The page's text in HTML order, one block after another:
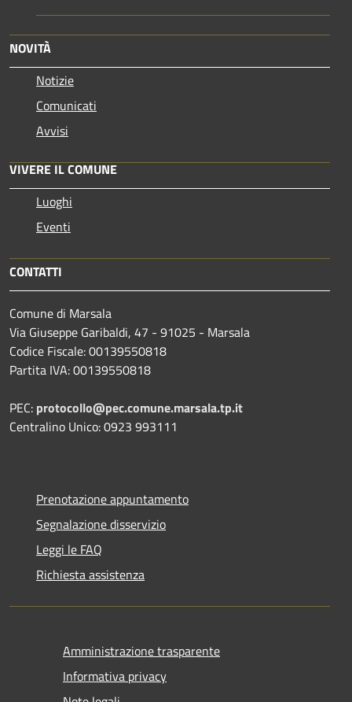
NOVITÀ
Notizie
Comunicati
Avvisi
VIVERE IL COMUNE
Luoghi
Eventi
CONTATTI
Comune di Marsala
Via Giuseppe Garibaldi, 47 - 91025 - Marsala
Codice Fiscale: 00139550818
Partita IVA: 00139550818
PEC: protocollo@pec.comune.marsala.tp.it
Centralino Unico: 0923 993111
Prenotazione appuntamento
Segnalazione disservizio
Leggi le FAQ
Richiesta assistenza
Amministrazione trasparente
Informativa privacy